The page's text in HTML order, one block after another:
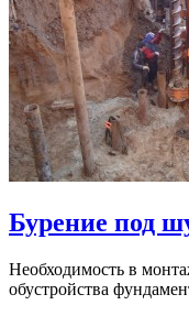
Бурение под
Необходимость в
обустройства